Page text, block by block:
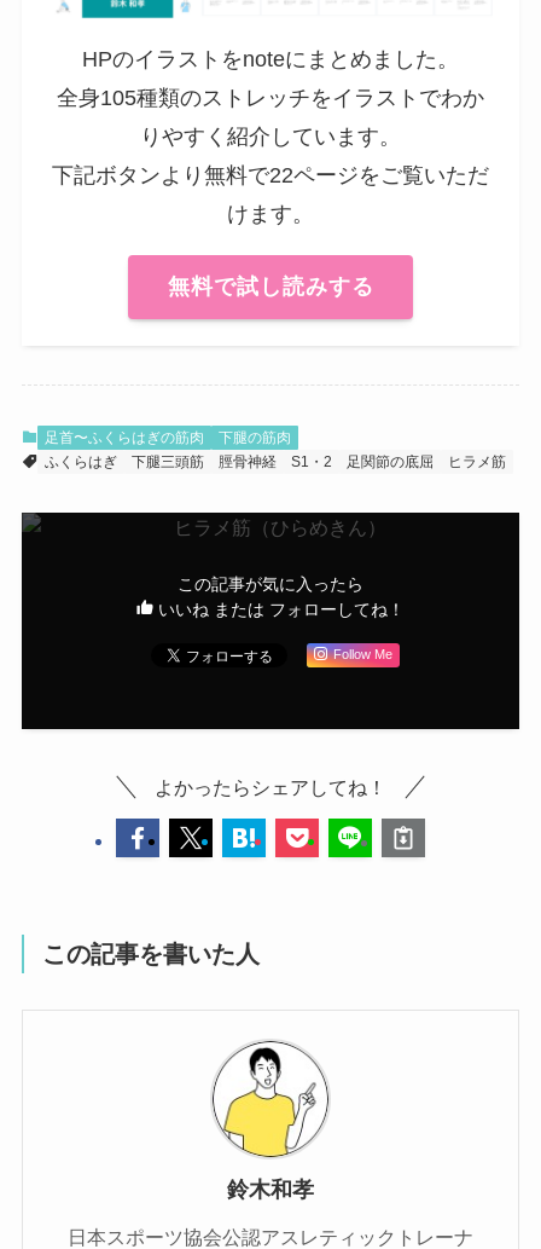
HPのイラストをnoteにまとめました。
全身105種類のストレッチをイラストでわか
りやすく紹介しています。
下記ボタンより無料で22ページをご覧いただ
けます。
無料で試し読みする
足首〜ふくらはぎの筋肉
下腿の筋肉
ふくらはぎ
下腿三頭筋 脛骨神経 S1・2 足関節の底屈 ヒラメ筋
この記事が気に入ったら
いいね または フォローしてね！
Follow Me
よかったらシェアしてね！
この記事を書いた人
鈴木和孝
日本スポーツ協会公認アスレティックトレーナ